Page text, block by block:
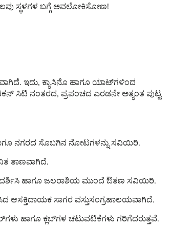
ಸ್ಥಳಗಳ ಬಗ್ಗೆ ಅವಲೋಕಿಸೋಣ!
ಇದು, ಕ್ಯಾಸಿನೊ ಹಾಗೂ ಯಾಟ್‌ಗಳಿಂದ
ಸಿಟಿ ನಂತರದ, ಪ್ರಪಂಚದ ಎರಡನೇ ಅತ್ಯಂತ ಪುಟ್ಟ
ಹಾಗೂ ನಗರದ ಸೊಬಗಿನ ನೋಟಗಳನ್ನು ಸವಿಯಿರಿ.
ತಾಣವಾಗಿದೆ.
ದರ್ಶಿಸಿ ಹಾಗೂ ಜಲರಾಶಿಯ ಮುಂದೆ ಔತಣ ಸವಿಯಿರಿ.
ಆಸಕ್ತಿದಾಯಕ ಸಾಗರ ವಸ್ತುಸಂಗ್ರಹಾಲಯವಾಗಿದೆ.
ಹಾಗೂ ಕ್ಲಬ್‌ಗಳ ಚಟುವಟಿಕೆಗಳು ಗರಿಗೆದರುತ್ತವೆ.